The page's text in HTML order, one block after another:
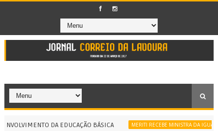
DA EDUCAÇÃO BÁSICA MERITI RECEBE MINISTRA DA IGUALDADE